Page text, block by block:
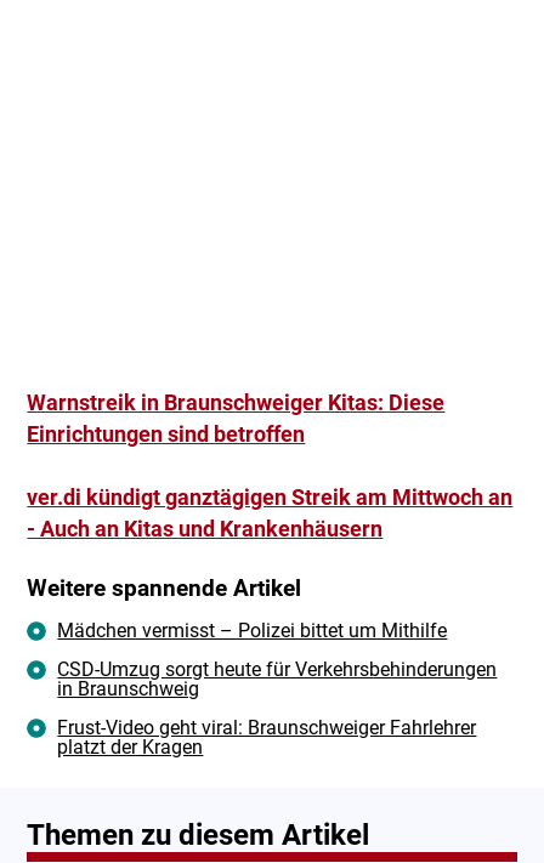
Warnstreik in Braunschweiger Kitas: Diese
Einrichtungen sind betroffen
ver.di kündigt ganztägigen Streik am Mittwoch an
- Auch an Kitas und Krankenhäusern
Weitere spannende Artikel
Mädchen vermisst – Polizei bittet um Mithilfe
CSD-Umzug sorgt heute für Verkehrsbehinderungen
in Braunschweig
Frust-Video geht viral: Braunschweiger Fahrlehrer
platzt der Kragen
Themen zu diesem Artikel